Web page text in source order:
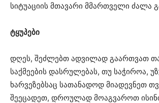
სიტუაციის მთავარი მმართველი ძალა
ტყუპები
დღეს, შეძლებთ ადვილად გაართვათ
საქმეების დასრულებას, თუ საჭიროა,
ხარვეზებსაც სათანადოდ მიადევნეთ
შეეცადეთ, დროულად მოაგვაროთ